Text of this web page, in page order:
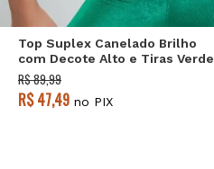
Top Suplex Canelado Brilho
com Decote Alto e Tiras Verde
Salvatore
R$ 89,99
R$ 47,49 no PIX